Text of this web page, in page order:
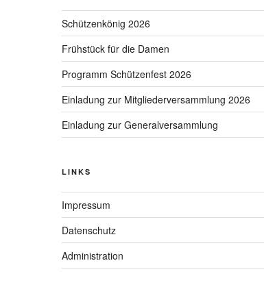
Schützenkönig 2026
Frühstück für die Damen
Programm Schützenfest 2026
Einladung zur Mitgliederversammlung 2026
Einladung zur Generalversammlung
LINKS
Impressum
Datenschutz
Administration